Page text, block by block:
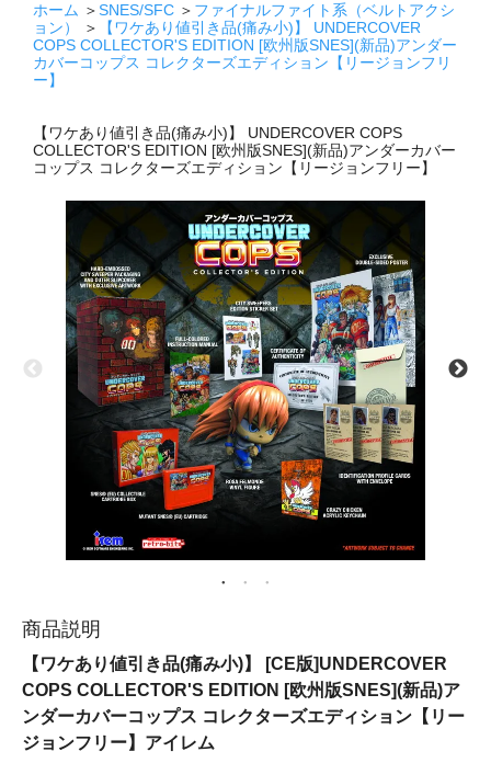
ホーム ＞SNES/SFC ＞ ファイナルファイト系（ベルトアクシ
ョン）
＞
【ワケあり値引き品(痛み小)】 UNDERCOVER
COPS COLLECTOR'S EDITION [欧州版SNES](新品)アンダー
カバーコップス コレクターズエディション【リージョンフリ
ー】
【ワケあり値引き品(痛み小)】 UNDERCOVER COPS
COLLECTOR'S EDITION [欧州版SNES](新品)アンダーカバー
コップス コレクターズエディション【リージョンフリー】
商品説明
【ワケあり値引き品(痛み小)】 [CE版]UNDERCOVER
COPS COLLECTOR'S EDITION [欧州版SNES](新品)ア
ンダーカバーコップス コレクターズエディション【リー
ジョンフリー】アイレム